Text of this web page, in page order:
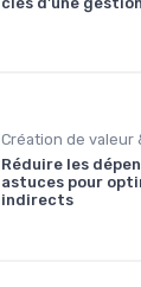
Réduire les
astuces pour
indirects